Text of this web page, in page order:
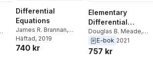
Differential
Equations
James R. Brannan,
William E. Boyce
Häftad, 2019
740 kr
Elementary
Differential
Equations and
Boundary Value
Problems
Douglas B. Meade,
Richard C. DiPrima
William E. Boyce
E-bok 2021
757 kr